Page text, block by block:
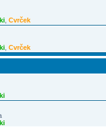
Cvrček
Cvrček